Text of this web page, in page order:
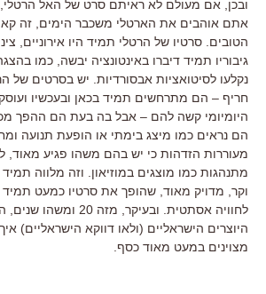
ובכן, אם מעולם לא ראיתם סרט של האל הרטלי,
אתם אוהבים את הארטלי משכבר הימים, זה
הטובים. סרטיו של הרטלי תמיד היו אירוניים,
גיבוריו תמיד דיברו באינטונציה יבשה, כמו
נקלעו לסיטואציות אבסורדיות. יש בסרטים של
חריף – הם מתרחשים תמיד בכאן ובעכשיו
היומיומי קשה להם – אבל בה בעת הם ההפך
הם נראים כמו מיצג בימתי או הופעת תנועה
מעוררות הזדהות כי יש בהם משהו פגיע מאוד,
מתנהגות כמו מוצגים במוזיאון. וזה מלווה
וקר, מדויק מאוד, שהופך את סרטיו כמעט
לחוויה אסתטית. ובעיקר,
היוצרים הישראליים (ולאו דווקא הישראליים)
מצוינים במעט מאוד כסף.